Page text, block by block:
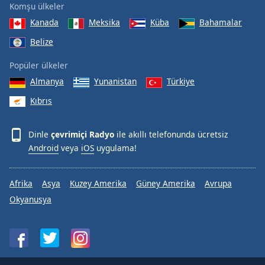
Komşu ülkeler
Kanada
Meksika Küba
Bahamalar
Belize
Popüler ülkeler
Almanya
Yunanistan
Türkiye
Kıbrıs
Dinle çevrimiçi Radyo ile akıllı telefonunda ücretsiz
Android veya iOS uygulama!
Afrika Asya Kuzey Amerika Güney Amerika
Avrupa
Okyanusya